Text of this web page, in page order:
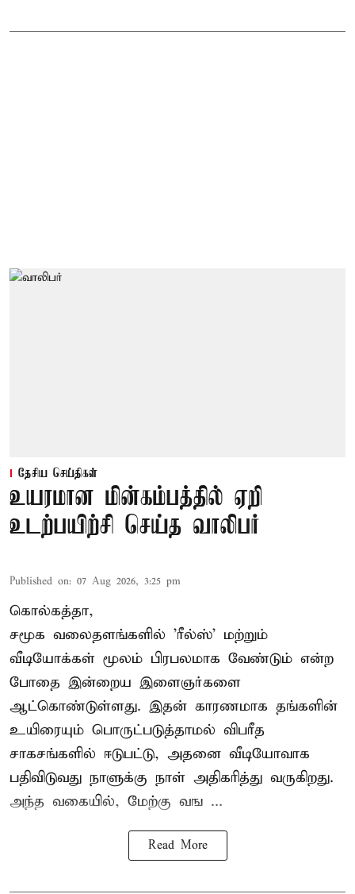
தேசிய செய்திகள்
உயரமான மின்கம்பத்தில் ஏறி
உடற்பயிற்சி செய்த வாலிபர்
Published on: 07 Aug 2026, 3:25 pm
கொல்கத்தா,
சமூக வலைதளங்களில் 'ரீல்ஸ்' மற்றும்
வீடியோக்கள் மூலம் பிரபலமாக வேண்டும் என்ற
போதை இன்றைய இளைஞர்களை
ஆட்கொண்டுள்ளது. இதன் காரணமாக தங்களின்
உயிரையும் பொருட்படுத்தாமல் விபரீத
சாகசங்களில் ஈடுபட்டு, அதனை வீடியோவாக
பதிவிடுவது நாளுக்கு நாள் அதிகரித்து வருகிறது.
அந்த வகையில், மேற்கு வங ...
Read More